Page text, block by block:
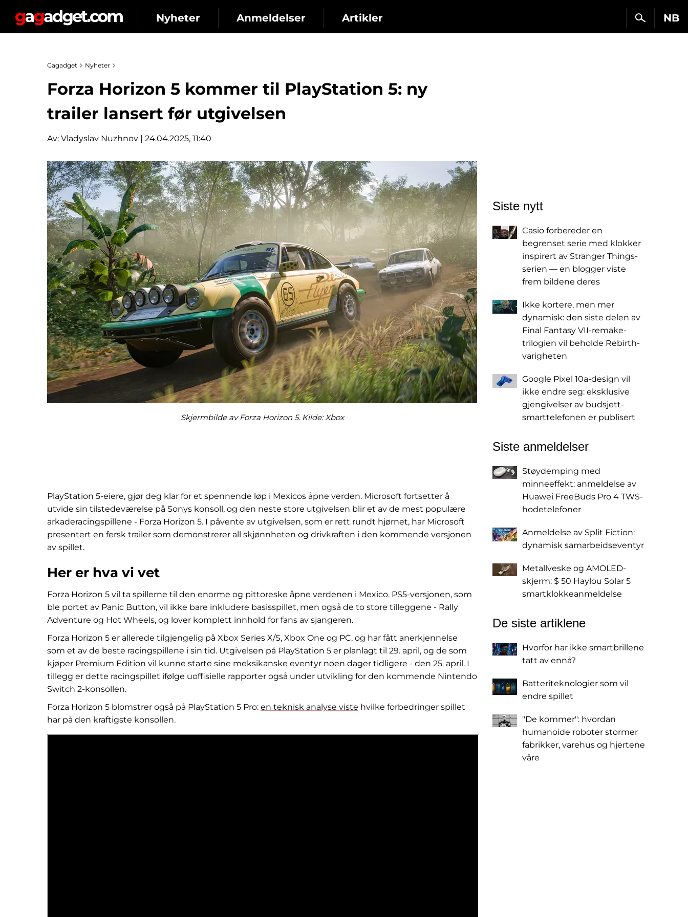
NB
Nyheter Anmeldelser Artikler
Gagadget Nyheter
Forza Horizon 5 kommer til PlayStation 5: ny
trailer lansert før utgivelsen
Av: Vladyslav Nuzhnov | 24.04.2025, 11:40
Skjermbilde av Forza Horizon 5. Kilde: Xbox
PlayStation 5-eiere, gjør deg klar for et spennende løp i Mexicos åpne verden. Microsoft fortsetter å
utvide sin tilstedeværelse på Sonys konsoll, og den neste store utgivelsen blir et av de mest populære
arkaderacingspillene - Forza Horizon 5. I påvente av utgivelsen, som er rett rundt hjørnet, har Microsoft
presentert en fersk trailer som demonstrerer all skjønnheten og drivkraften i den kommende versjonen
av spillet.
Her er hva vi vet
Forza Horizon 5 vil ta spillerne til den enorme og pittoreske åpne verdenen i Mexico. PS5-versjonen, som
ble portet av Panic Button, vil ikke bare inkludere basisspillet, men også de to store tilleggene - Rally
Adventure og Hot Wheels, og lover komplett innhold for fans av sjangeren.
Forza Horizon 5 er allerede tilgjengelig på Xbox Series X/S, Xbox One og PC, og har fått anerkjennelse
som et av de beste racingspillene i sin tid. Utgivelsen på PlayStation 5 er planlagt til 29. april, og de som
kjøper Premium Edition vil kunne starte sine meksikanske eventyr noen dager tidligere - den 25. april. I
tillegg er dette racingspillet ifølge uoffisielle rapporter også under utvikling for den kommende Nintendo
Switch 2-konsollen.
Forza Horizon 5 blomstrer også på PlayStation 5 Pro: en teknisk analyse viste hvilke forbedringer spillet
har på den kraftigste konsollen.
Siste nytt
Casio forbereder en
begrenset serie med klokker
inspirert av Stranger Things-
serien — en blogger viste
frem bildene deres
Ikke kortere, men mer
dynamisk: den siste delen av
Final Fantasy VII-remake-
trilogien vil beholde Rebirth-
varigheten
Google Pixel 10a-design vil
ikke endre seg: eksklusive
gjengivelser av budsjett-
smarttelefonen er publisert
Siste anmeldelser
Støydemping med
minneeffekt: anmeldelse av
Huawei FreeBuds Pro 4 TWS-
hodetelefoner
Anmeldelse av Split Fiction:
dynamisk samarbeidseventyr
Metallveske og AMOLED-
skjerm: $ 50 Haylou Solar 5
smartklokkeanmeldelse
De siste artiklene
Hvorfor har ikke smartbrillene
tatt av ennå?
Batteriteknologier som vil
endre spillet
"De kommer": hvordan
humanoide roboter stormer
fabrikker, varehus og hjertene
våre